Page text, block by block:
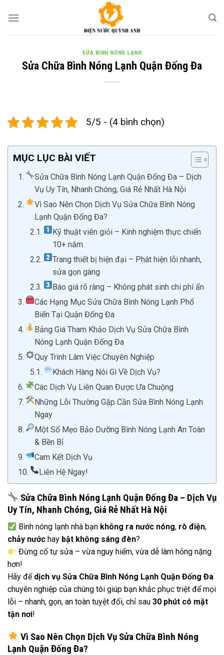
SỬA BÌNH NÓNG LẠNH
Sửa Chữa Bình Nóng Lạnh Quận Đống Đa
5/5 - (4 bình chọn)
MỤC LỤC BÀI VIẾT
Sửa Chữa Bình Nóng Lạnh Quận Đống Đa – Dịch
Vụ Uy Tín, Nhanh Chóng, Giá Rẻ Nhất Hà Nội
Vì Sao Nên Chọn Dịch Vụ Sửa Chữa Bình Nóng
Lạnh Quận Đống Đa?
Kỹ thuật viên giỏi – Kinh nghiệm thực chiến
10+ năm
Trang thiết bị hiện đại – Phát hiện lỗi nhanh,
sửa gọn gàng
Báo giá rõ ràng – Không phát sinh chi phí ẩn
Các Hạng Mục Sửa Chữa Bình Nóng Lạnh Phổ
Biến Tại Quận Đống Đa
Bảng Giá Tham Khảo Dịch Vụ Sửa Chữa Bình
Nóng Lạnh Quận Đống Đa
Quy Trình Làm Việc Chuyên Nghiệp
Khách Hàng Nói Gì Về Dịch Vụ?
Các Dịch Vụ Liên Quan Được Ưa Chuộng
Những Lỗi Thường Gặp Cần Sửa Bình Nóng Lạnh
Ngay
Một Số Mẹo Bảo Dưỡng Bình Nóng Lạnh An Toàn
& Bền Bỉ
Cam Kết Dịch Vụ
Liên Hệ Ngay!
Sửa Chữa Bình Nóng Lạnh Quận Đống Đa – Dịch Vụ
Uy Tín, Nhanh Chóng, Giá Rẻ Nhất Hà Nội
Bình nóng lạnh nhà bạn không ra nước nóng, rò điện,
chảy nước hay bật không sáng đèn?
Đừng cố tự sửa – vừa nguy hiểm, vừa dễ làm hỏng nặng
hơn!
Hãy để dịch vụ Sửa Chữa Bình Nóng Lạnh Quận Đống Đa
chuyên nghiệp của chúng tôi giúp bạn khắc phục triệt để mọi
lỗi – nhanh, gọn, an toàn tuyệt đối, chỉ sau 30 phút có mặt
tận nơi!
Vì Sao Nên Chọn Dịch Vụ Sửa Chữa Bình Nóng
Lạnh Quận Đống Đa?